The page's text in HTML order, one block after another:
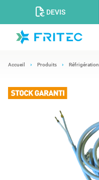
DEVIS
Accueil Produits Réfrigération